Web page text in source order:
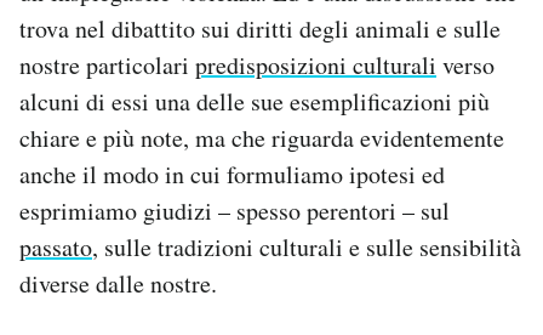
trova nel dibattito sui diritti degli animali e sulle
nostre particolari predisposizioni culturali verso
alcuni di essi una delle sue esemplificazioni più
chiare e più note, ma che riguarda evidentemente
anche il modo in cui formuliamo ipotesi ed
esprimiamo giudizi – spesso perentori – sul
passato, sulle tradizioni culturali e sulle sensibilità
diverse dalle nostre.